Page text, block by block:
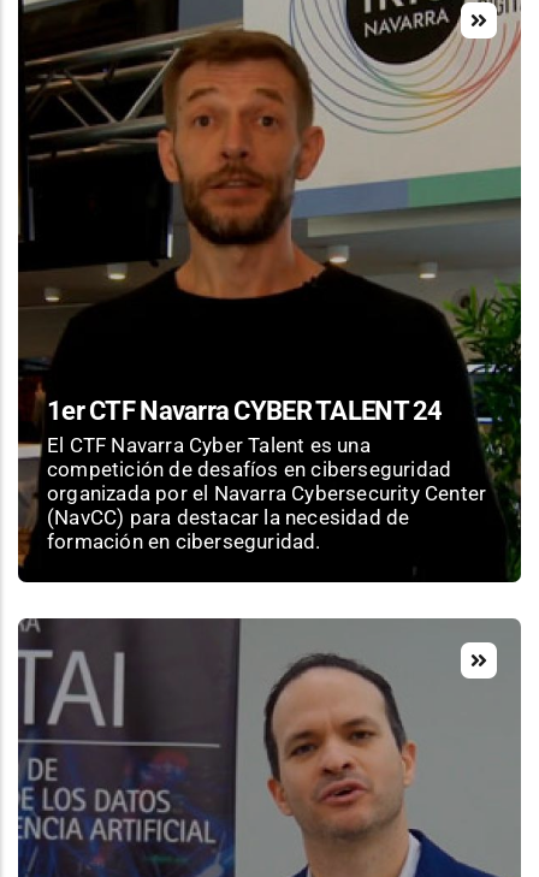
1er CTF Navarra CYBER TALENT 24
El CTF Navarra Cyber Talent es una
competición de desafíos en ciberseguridad
organizada por el Navarra Cybersecurity Center
(NavCC) para destacar la necesidad de
formación en ciberseguridad.